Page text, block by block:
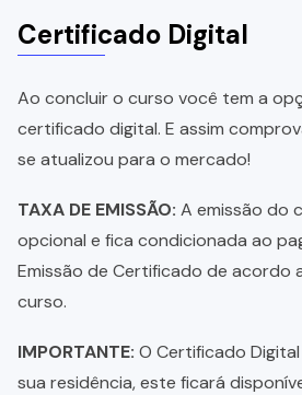
Certificado Digital
Ao concluir o curso você tem a
certificado digital. E assim
se atualizou para o mercado!
TAXA DE EMISSÃO: A emissão do
opcional e fica condicionada ao
Emissão de Certificado de acordo
curso.
IMPORTANTE: O Certificado
sua residência, este ficará